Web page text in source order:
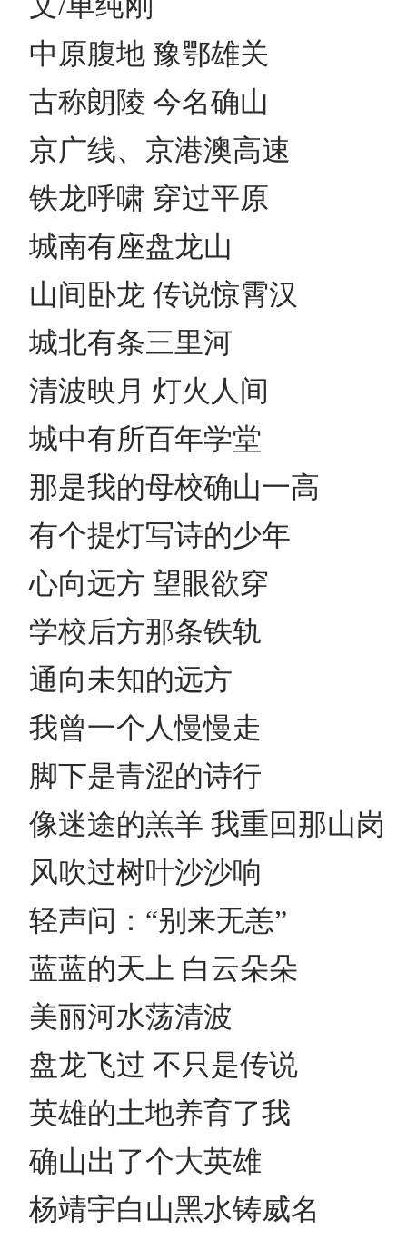
中原腹地 豫鄂雄关
古称朗陵 今名确山
京广线、京港澳高速
铁龙呼啸 穿过平原
城南有座盘龙山
山间卧龙 传说惊霄汉
城北有条三里河
清波映月 灯火人间
城中有所百年学堂
那是我的母校确山一高
有个提灯写诗的少年
心向远方 望眼欲穿
学校后方那条铁轨
通向未知的远方
我曾一个人慢慢走
脚下是青涩的诗行
像迷途的羔羊 我重回那山岗
风吹过树叶沙沙响
轻声问：“别来无恙”
蓝蓝的天上 白云朵朵
美丽河水荡清波
盘龙飞过 不只是传说
英雄的土地养育了我
确山出了个大英雄
杨靖宇白山黑水铸威名